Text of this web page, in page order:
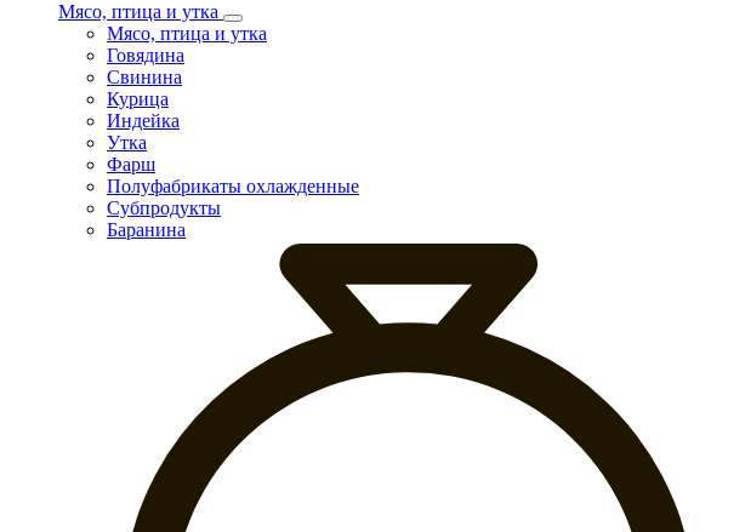
Мясо, птица и утка
Мясо, птица и утка
Говядина
Свинина
Курица
Индейка
Утка
Фарш
Полуфабрикаты охлажденные
Субпродукты
Баранина